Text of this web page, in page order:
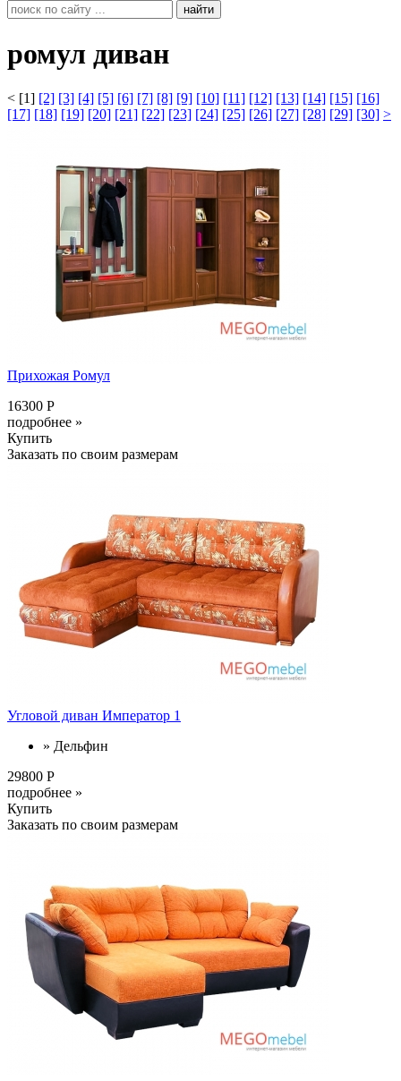
найти
ромул диван
< [1] [2] [3] [4] [5] [6] [7] [8] [9] [10] [11] [12] [13] [14] [15] [16]
[17] [18] [19] [20] [21] [22] [23] [24] [25] [26] [27] [28] [29] [30] >
Прихожая Ромул
16300 Р
подробнее »
Купить
Заказать по своим размерам
Угловой диван Император 1
» Дельфин
29800 Р
подробнее »
Купить
Заказать по своим размерам